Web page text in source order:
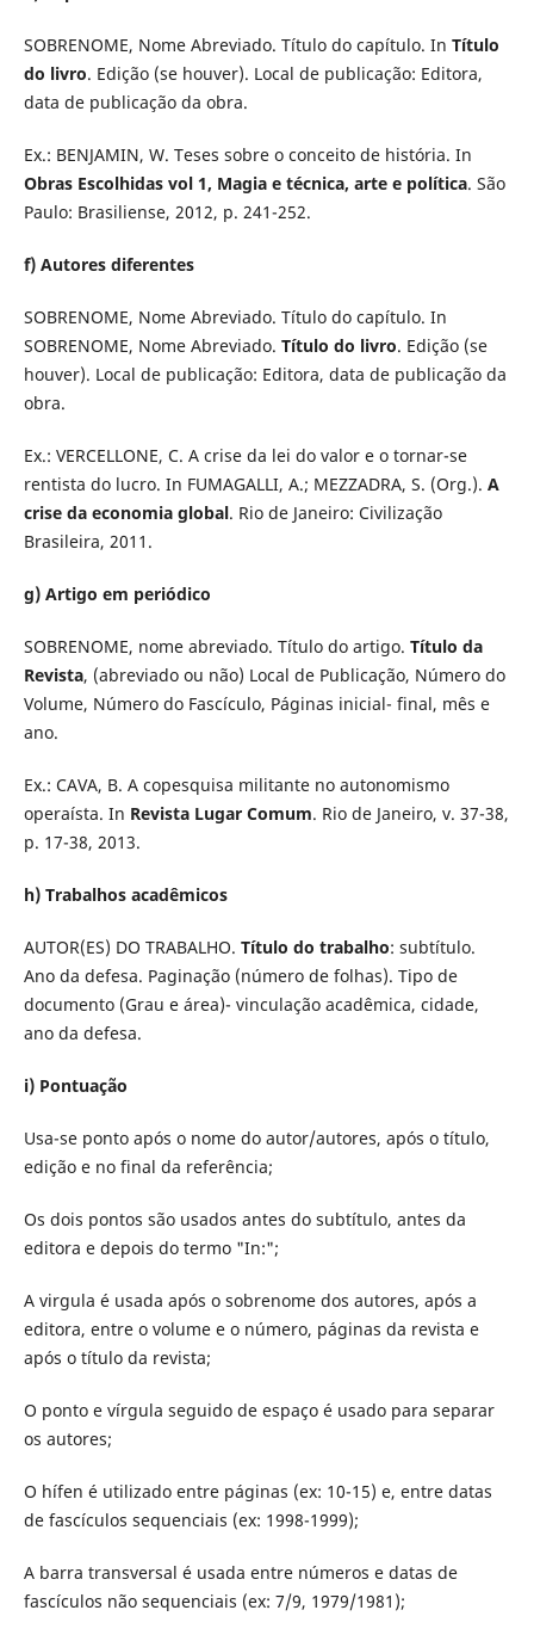
SOBRENOME, Nome Abreviado. Título do capítulo. In Título
do livro. Edição (se houver). Local de publicação: Editora,
data de publicação da obra.
Ex.: BENJAMIN, W. Teses sobre o conceito de história. In
Obras Escolhidas vol 1, Magia e técnica, arte e política. São
Paulo: Brasiliense, 2012, p. 241-252.
f) Autores diferentes
SOBRENOME, Nome Abreviado. Título do capítulo. In
SOBRENOME, Nome Abreviado. Título do livro. Edição (se
houver). Local de publicação: Editora, data de publicação da
obra.
Ex.: VERCELLONE, C. A crise da lei do valor e o tornar-se
rentista do lucro. In FUMAGALLI, A.; MEZZADRA, S. (Org.). A
crise da economia global. Rio de Janeiro: Civilização
Brasileira, 2011.
g) Artigo em periódico
SOBRENOME, nome abreviado. Título do artigo. Título da
Revista, (abreviado ou não) Local de Publicação, Número do
Volume, Número do Fascículo, Páginas inicial- final, mês e
ano.
Ex.: CAVA, B. A copesquisa militante no autonomismo
operaísta. In Revista Lugar Comum. Rio de Janeiro, v. 37-38,
p. 17-38, 2013.
h) Trabalhos acadêmicos
AUTOR(ES) DO TRABALHO. Título do trabalho: subtítulo.
Ano da defesa. Paginação (número de folhas). Tipo de
documento (Grau e área)- vinculação acadêmica, cidade,
ano da defesa.
i) Pontuação
Usa-se ponto após o nome do autor/autores, após o título,
edição e no final da referência;
Os dois pontos são usados antes do subtítulo, antes da
editora e depois do termo "In:";
A virgula é usada após o sobrenome dos autores, após a
editora, entre o volume e o número, páginas da revista e
após o título da revista;
O ponto e vírgula seguido de espaço é usado para separar
os autores;
O hífen é utilizado entre páginas (ex: 10-15) e, entre datas
de fascículos sequenciais (ex: 1998-1999);
A barra transversal é usada entre números e datas de
fascículos não sequenciais (ex: 7/9, 1979/1981);